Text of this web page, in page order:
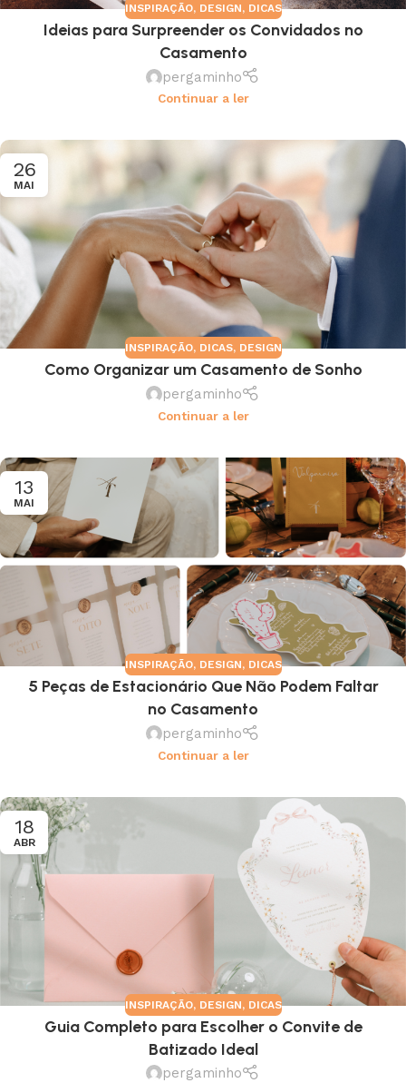
INSPIRAÇÃO, DESIGN, DICAS
Ideias para Surpreender os Convidados no
Casamento
pergaminho
Continuar a ler
26
MAI
INSPIRAÇÃO, DICAS, DESIGN
Como Organizar um Casamento de Sonho
pergaminho
Continuar a ler
13
MAI
INSPIRAÇÃO, DESIGN, DICAS
5 Peças de Estacionário Que Não Podem Faltar
no Casamento
pergaminho
Continuar a ler
18
ABR
INSPIRAÇÃO, DESIGN, DICAS
Guia Completo para Escolher o Convite de
Batizado Ideal
pergaminho